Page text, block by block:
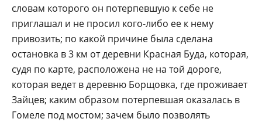
словам которого он потерпевшую к себе не
приглашал и не просил кого-либо ее к нему
привозить; по какой причине была сделана
остановка в 3 км от деревни Красная Буда, которая,
судя по карте, расположена не на той дороге,
которая ведет в деревню Борщовка, где проживает
Зайцев; каким образом потерпевшая оказалась в
Гомеле под мостом; зачем было позволять